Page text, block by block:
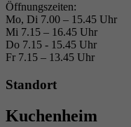
Öffnungszeiten:
Mo, Di 7.00 – 15.45 Uhr
Mi 7.15 – 16.45 Uhr
Do 7.15 - 15.45 Uhr
Fr 7.15 – 13.45 Uhr
Standort
Kuchenheim